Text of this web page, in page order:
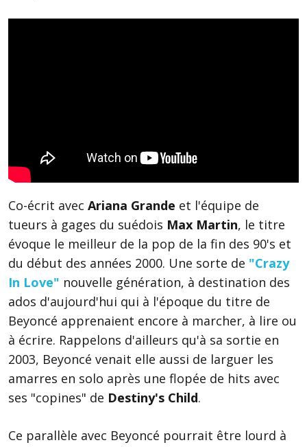
Co-écrit avec Ariana Grande et l'équipe de
tueurs à gages du suédois Max Martin, le titre
évoque le meilleur de la pop de la fin des 90's et
du début des années 2000. Une sorte de "Crazy
In Love" nouvelle génération, à destination des
ados d'aujourd'hui qui à l'époque du titre de
Beyoncé apprenaient encore à marcher, à lire ou
à écrire. Rappelons d'ailleurs qu'à sa sortie en
2003, Beyoncé venait elle aussi de larguer les
amarres en solo après une flopée de hits avec
ses "copines" de Destiny's Child.
Ce parallèle avec Beyoncé pourrait être lourd à